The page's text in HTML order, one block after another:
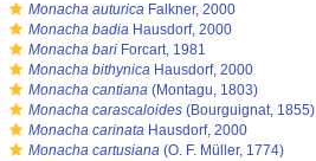
Monacha auturica Falkner, 2000
Monacha badia Hausdorf, 2000
Monacha bari Forcart, 1981
Monacha bithynica Hausdorf, 2000
Monacha cantiana (Montagu, 1803)
Monacha carascaloides (Bourguignat, 1855)
Monacha carinata Hausdorf, 2000
Monacha cartusiana (O. F. Müller, 1774)